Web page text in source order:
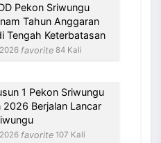
Pekon Sriwungu
Tahun Anggaran
Tengah Keterbatasan
favorite 84 Kali
1 Pekon Sriwungu
2026 Berjalan Lancar
favorite 107 Kali